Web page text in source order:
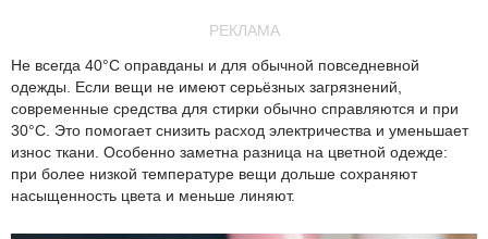
РЕКЛАМА
Не всегда 40°C оправданы и для обычной повседневной
одежды. Если вещи не имеют серьёзных загрязнений,
современные средства для стирки обычно справляются и при
30°C. Это помогает снизить расход электричества и уменьшает
износ ткани. Особенно заметна разница на цветной одежде:
при более низкой температуре вещи дольше сохраняют
насыщенность цвета и меньше линяют.